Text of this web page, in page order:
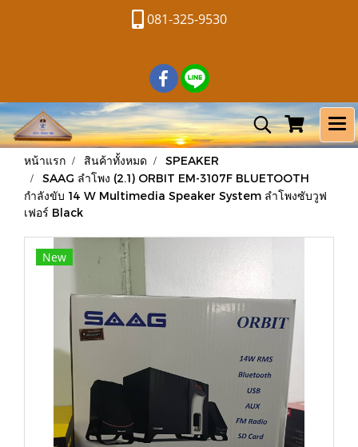
081-325-9530
หน้าแรก สินค้าทั้งหมด
SPEAKER
SAAG ลำโพง (2.1) ORBIT EM-3107F BLUETOOTH
กำลังขับ 14 W Multimedia Speaker System ลำโพงซับวูฟ
เฟอร์ Black
New